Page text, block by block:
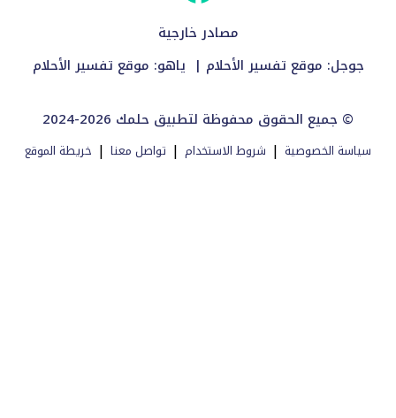
مصادر خارجية
جوجل: موقع تفسير الأحلام | ياهو: موقع تفسير الأحلام
2024-2026 جميع الحقوق محفوظة لتطبيق حلمك ©
سياسة الخصوصية | شروط الاستخدام | تواصل معنا | خريطة الموقع